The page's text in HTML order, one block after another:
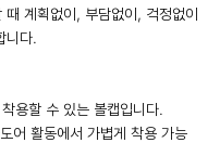
계획없이, 부담없이, 걱정없이
니다.
용할 수 있는 볼캡입니다.
어 활동에서 가볍게 착용 가능